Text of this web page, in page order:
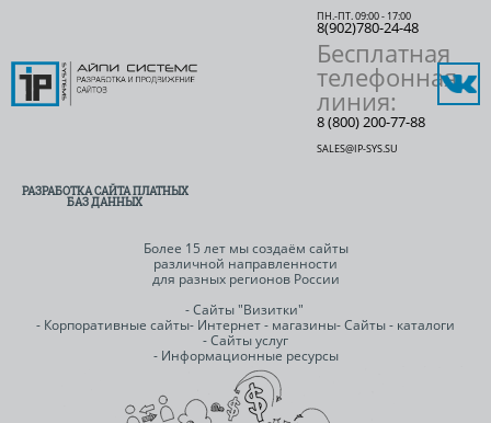
ПН.-ПТ. 09:00 - 17:00
8(902)780-24-48
Бесплатная
телефонная
линия:
8 (800) 200-77-88
SALES@IP-SYS.SU
РАЗРАБОТКА САЙТА ПЛАТНЫХ
БАЗ ДАННЫХ
Более 15 лет мы создаём сайты
различной направленности
для разных регионов России
- Сайты "Визитки"
- Корпоративные сайты- Интернет - магазины- Сайты - каталоги
- Сайты услуг
- Информационные ресурсы